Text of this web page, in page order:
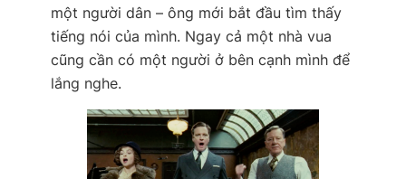
một người dân – ông mới bắt đầu tìm thấy
tiếng nói của mình. Ngay cả một nhà vua
cũng cần có một người ở bên cạnh mình để
lắng nghe.